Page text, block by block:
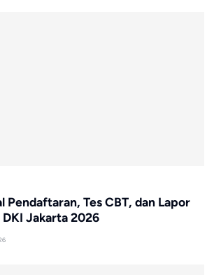
Pendaftaran, Tes CBT, dan Lapor
Jakarta 2026